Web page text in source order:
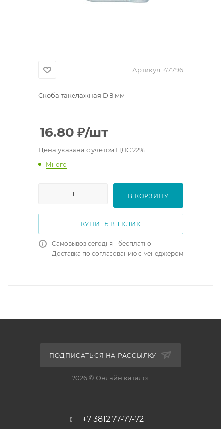
Артикул: 47796
Скоба такелажная D 8 мм
16.80 ₽/шт
Цена указана с учетом НДС 22%
Много
В КОРЗИНУ
КУПИТЬ В 1 КЛИК
Самовывоз сегодня - бесплатно
Доставка по согласованию с менеджером
ПОДПИСАТЬСЯ НА РАССЫЛКУ
2026 © Онлайн каталог
+7 3812 77-77-72